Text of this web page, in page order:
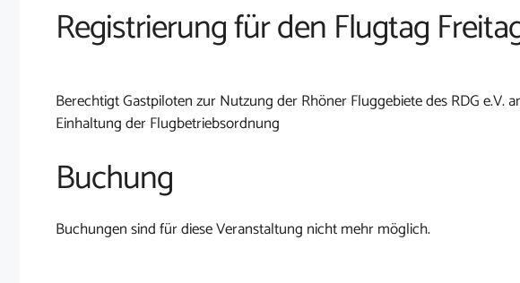
Registrierung für den Flugtag
Berechtigt Gastpiloten zur Nutzung der Rhöner Fluggebiete des RDG e.V.
Einhaltung der Flugbetriebsordnung
Buchung
Buchungen sind für diese Veranstaltung nicht mehr möglich.